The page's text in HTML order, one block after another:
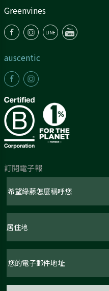
Greenvines
auscentic
訂閱電子報